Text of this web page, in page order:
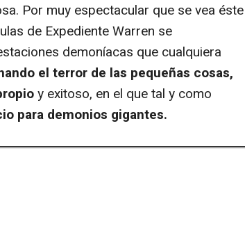
Por muy espectacular que se vea éste
de Expediente Warren se
demoníacas que cualquiera
el terror de las pequeñas cosas,
y exitoso, en el que tal y como
para demonios gigantes.